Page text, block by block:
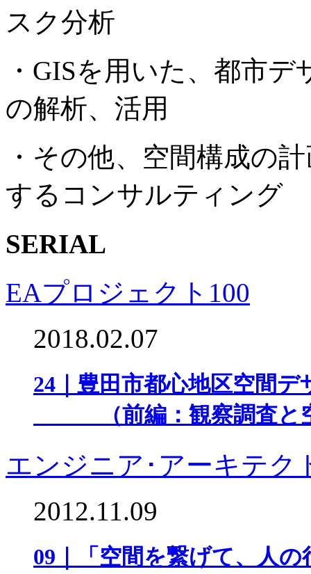
スク分析
・GISを用いた、都市
の解析、活用
・その他、空間構成の
するコンサルティング
SERIAL
EAプロジェクト100
2018.02.07
24｜豊田市都心地区空間デ
（前編：観察調査と
エンジニア･アーキテク
2012.11.09
09｜「空間を繋げて、人